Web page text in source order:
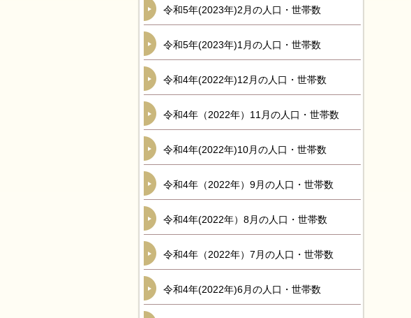
令和5年(2023年)2月の人口・世帯数
令和5年(2023年)1月の人口・世帯数
令和4年(2022年)12月の人口・世帯数
令和4年（2022年）11月の人口・世帯数
令和4年(2022年)10月の人口・世帯数
令和4年（2022年）9月の人口・世帯数
令和4年(2022年）8月の人口・世帯数
令和4年（2022年）7月の人口・世帯数
令和4年(2022年)6月の人口・世帯数